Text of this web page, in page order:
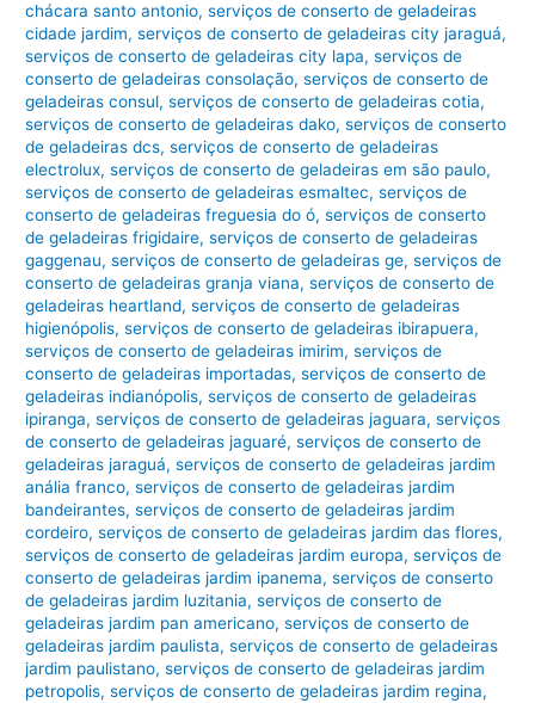
chácara santo antonio,serviços de conserto de geladeiras
cidade jardim,serviços de conserto de geladeiras city jaraguá,
serviços de conserto de geladeiras city lapa,serviços de
conserto de geladeiras consolação,serviços de conserto de
geladeiras consul,serviços de conserto de geladeiras cotia,
serviços de conserto de geladeiras dako,serviços de conserto
de geladeiras dcs,serviços de conserto de geladeiras
electrolux,serviços de conserto de geladeiras em são paulo,
serviços de conserto de geladeiras esmaltec,serviços de
conserto de geladeiras freguesia do ó,serviços de conserto
de geladeiras frigidaire,serviços de conserto de geladeiras
gaggenau,serviços de conserto de geladeiras ge,serviços de
conserto de geladeiras granja viana,serviços de conserto de
geladeiras heartland,serviços de conserto de geladeiras
higienópolis,serviços de conserto de geladeiras ibirapuera,
serviços de conserto de geladeiras imirim,serviços de
conserto de geladeiras importadas,serviços de conserto de
geladeiras indianópolis,serviços de conserto de geladeiras
ipiranga,serviços de conserto de geladeiras jaguara,serviços
de conserto de geladeiras jaguaré,serviços de conserto de
geladeiras jaraguá,serviços de conserto de geladeiras jardim
anália franco,serviços de conserto de geladeiras jardim
bandeirantes,serviços de conserto de geladeiras jardim
cordeiro,serviços de conserto de geladeiras jardim das flores,
serviços de conserto de geladeiras jardim europa,serviços de
conserto de geladeiras jardim ipanema,serviços de conserto
de geladeiras jardim luzitania,serviços de conserto de
geladeiras jardim pan americano,serviços de conserto de
geladeiras jardim paulista,serviços de conserto de geladeiras
jardim paulistano,serviços de conserto de geladeiras jardim
petropolis,serviços de conserto de geladeiras jardim regina,